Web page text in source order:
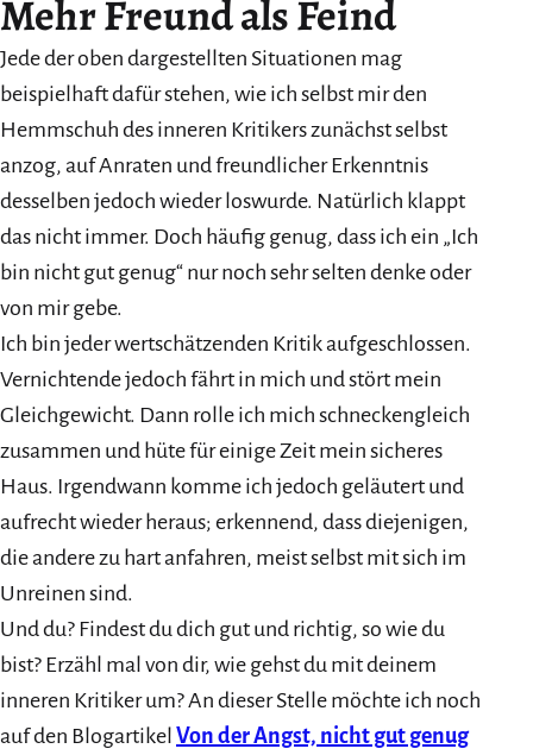
Mehr Freund als Feind
Jede der oben dargestellten Situationen mag
beispielhaft dafür stehen, wie ich selbst mir den
Hemmschuh des inneren Kritikers zunächst selbst
anzog, auf Anraten und freundlicher Erkenntnis
desselben jedoch wieder loswurde. Natürlich klappt
das nicht immer. Doch häufig genug, dass ich ein „Ich
bin nicht gut genug“ nur noch sehr selten denke oder
von mir gebe.
Ich bin jeder wertschätzenden Kritik aufgeschlossen.
Vernichtende jedoch fährt in mich und stört mein
Gleichgewicht. Dann rolle ich mich schneckengleich
zusammen und hüte für einige Zeit mein sicheres
Haus. Irgendwann komme ich jedoch geläutert und
aufrecht wieder heraus; erkennend, dass diejenigen,
die andere zu hart anfahren, meist selbst mit sich im
Unreinen sind.
Und du? Findest du dich gut und richtig, so wie du
bist? Erzähl mal von dir, wie gehst du mit deinem
inneren Kritiker um? An dieser Stelle möchte ich noch
auf den Blogartikel Von der Angst, nicht gut genug